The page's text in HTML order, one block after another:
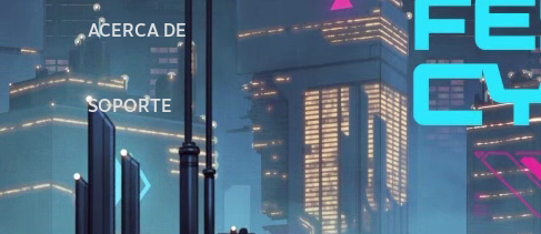
ACERCA DE
SOPORTE